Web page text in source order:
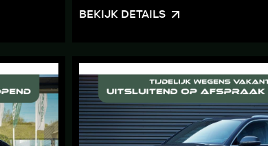
BEKIJK DETAILS